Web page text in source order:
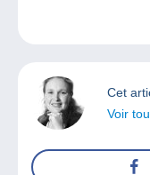
Cet
Voir